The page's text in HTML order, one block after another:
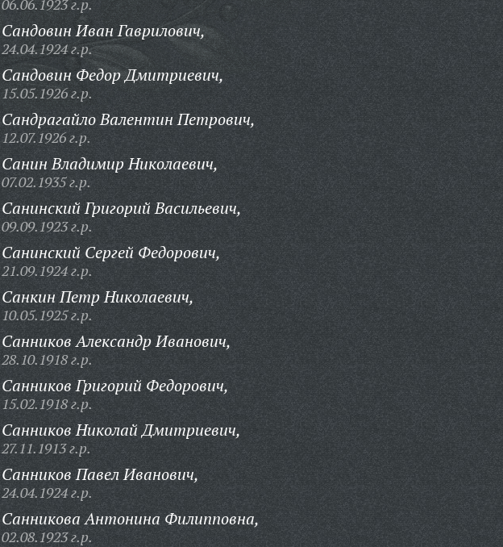
06.06.1923 г.р.
Сандовин Иван Гаврилович,
24.04.1924 г.р.
Сандовин Федор Дмитриевич,
15.05.1926 г.р.
Сандрагайло Валентин Петрович,
12.07.1926 г.р.
Санин Владимир Николаевич,
07.02.1935 г.р.
Санинский Григорий Васильевич,
09.09.1923 г.р.
Санинский Сергей Федорович,
21.09.1924 г.р.
Санкин Петр Николаевич,
10.05.1925 г.р.
Санников Александр Иванович,
28.10.1918 г.р.
Санников Григорий Федорович,
15.02.1918 г.р.
Санников Николай Дмитриевич,
27.11.1913 г.р.
Санников Павел Иванович,
24.04.1924 г.р.
Санникова Антонина Филипповна,
02.08.1923 г.р.